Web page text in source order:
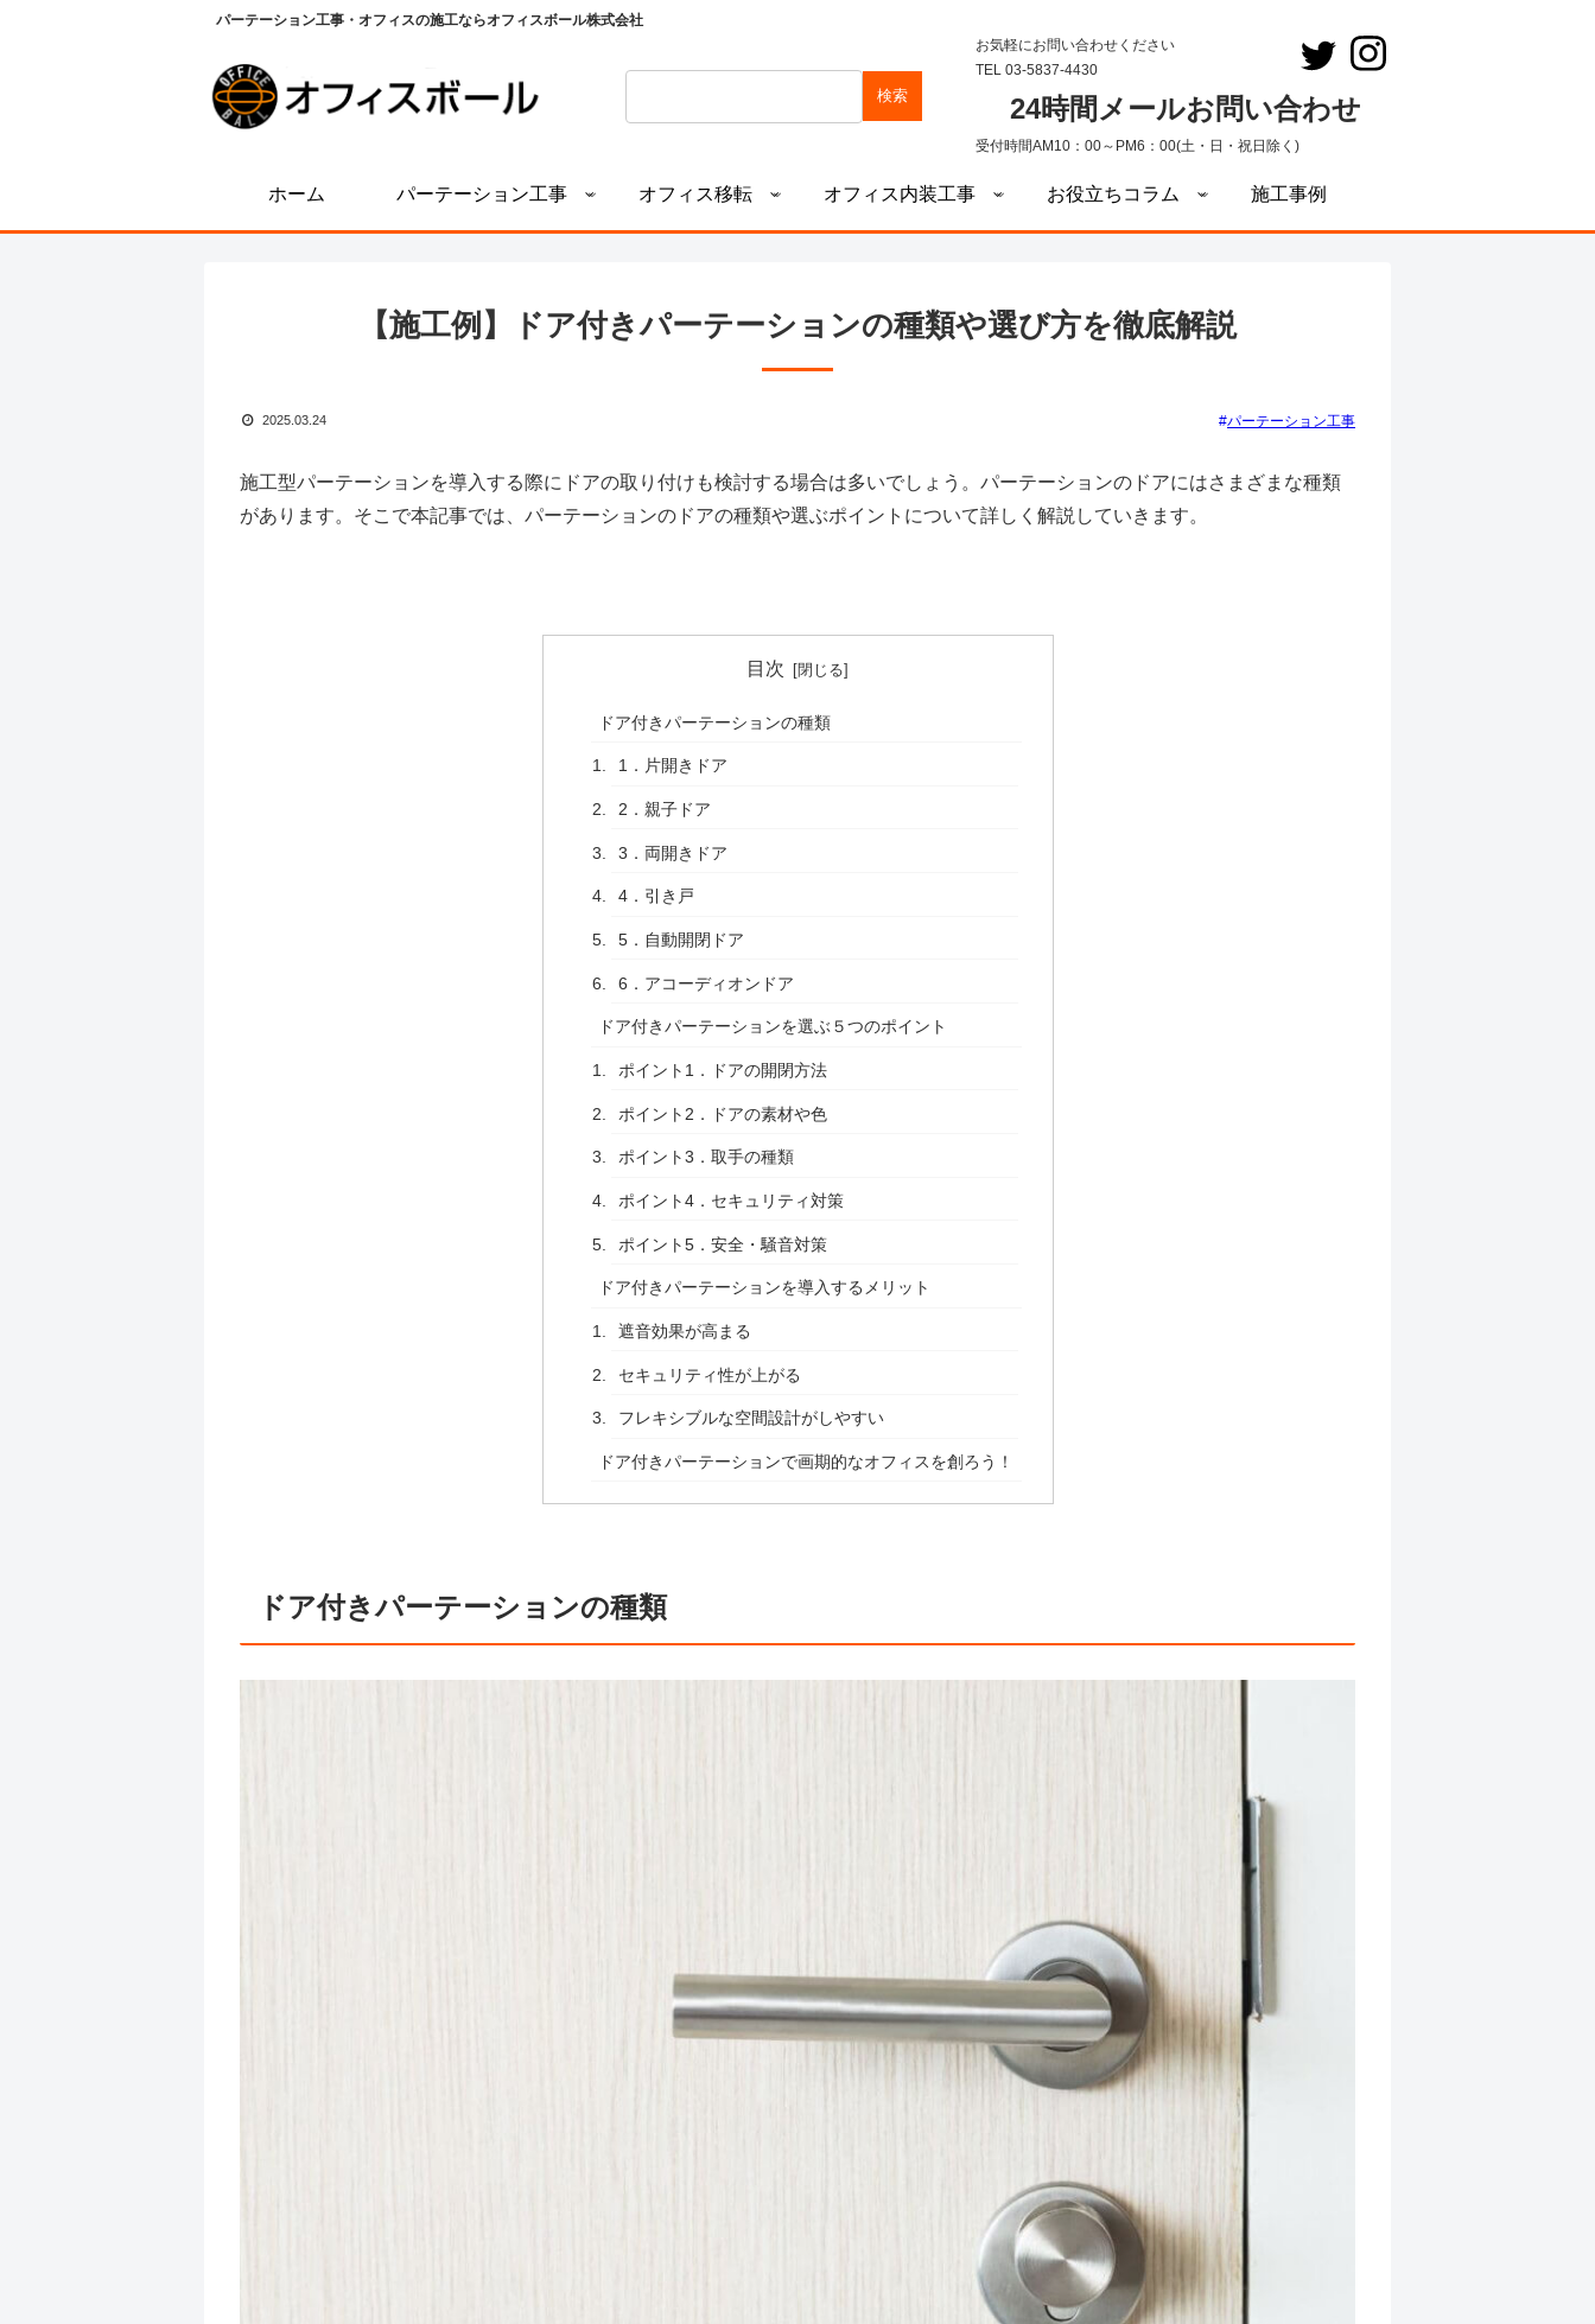
パーテーション工事・オフィスの施工ならオフィスボール株式会社
検索
お気軽にお問い合わせください
TEL 03-5837-4430
24時間メールお問い合わせ
受付時間AM10：00～PM6：00(土・日・祝日除く)
ホーム パーテーション工事 オフィス移転 オフィス内装工事 お役立ちコラム 施工事例
【施工例】ドア付きパーテーションの種類や選び方を徹底解説
2025.03.24 パーテーション工事
施工型パーテーションを導入する際にドアの取り付けも検討する場合は多いでしょう。パーテーションのドアにはさまざまな種類
があります。そこで本記事では、パーテーションのドアの種類や選ぶポイントについて詳しく解説していきます。
目次
ドア付きパーテーションの種類
1．片開きドア
2．親子ドア
3．両開きドア
4．引き戸
5．自動開閉ドア
6．アコーディオンドア
ドア付きパーテーションを選ぶ５つのポイント
ポイント1．ドアの開閉方法
ポイント2．ドアの素材や色
ポイント3．取手の種類
ポイント4．セキュリティ対策
ポイント5．安全・騒音対策
ドア付きパーテーションを導入するメリット
遮音効果が高まる
セキュリティ性が上がる
フレキシブルな空間設計がしやすい
ドア付きパーテーションで画期的なオフィスを創ろう！
ドア付きパーテーションの種類